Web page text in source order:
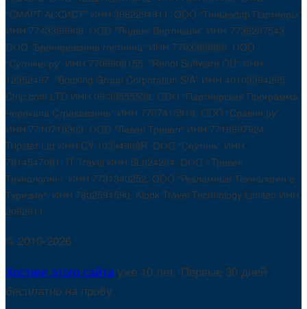
"СМАРТ АССИСТ" ИНН 3662294911. ООО "Тинькофф Партнеры"
ИНН 7743369908. ООО "Яндекс Вертикали" ИНН 7736207543.
ООО "Бронирование гостиниц" ИНН 7703389880. ООО
"Суточно.ру" ИНН 7709908155. "Renot Software OU" ИНН
12352497. "Booking Group Corporation SIA" ИНН 40103394295.
Ctrip.com LTD ИНН 06/30555538. ООО "Партнерская Программа
Черехапа Страхование" ИНН 7707415919. OOO "Сравни.ру"
ИНН 7710718303. ООО "Левел Тревел" ИНН 7716697924.
Tripster Ltd ИНН CY 10394908R. ООО "Спутник" ИНН
7814547081. IT Travel ИНН SL024264. ООО «Тревел
Технологии». ИНН 7731340252. ООО "Рекламные Технологии в
Туризме". ИНН 7802591590. Klook Travel Technology Limited ИНН
2092911
© 2010-2026
Хостинг этого сайта уже 10 лет. Первые 30 дней
бесплатно на пробу.